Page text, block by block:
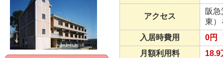
アクセス
阪
東）
入居時費用
0円
月額利用料
18.9